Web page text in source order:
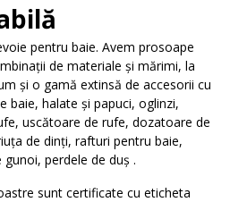
pentru baie. Avem prosoape
de materiale şi mărimi, la
şi o gamă extinsă de accesorii cu
baie, halate și papuci, oglinzi,
uscătoare de rufe, dozatoare de
de dinți, rafturi pentru baie,
perdele de duș .
sunt certificate cu eticheta